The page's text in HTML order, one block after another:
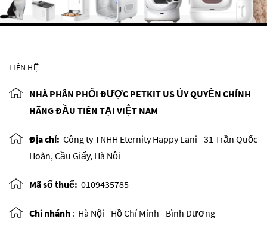
LIÊN HỆ
NHÀ PHÂN PHỐI ĐƯỢC PETKIT US ỦY QUYỀN CHÍNH
HÃNG ĐẦU TIÊN TẠI VIỆT NAM
Địa chỉ: Công ty TNHH Eternity Happy Lani - 31 Trần Quốc
Hoàn, Cầu Giấy, Hà Nội
Mã số thuế: 0109435785
Chi nhánh : Hà Nội - Hồ Chí Minh - Bình Dương